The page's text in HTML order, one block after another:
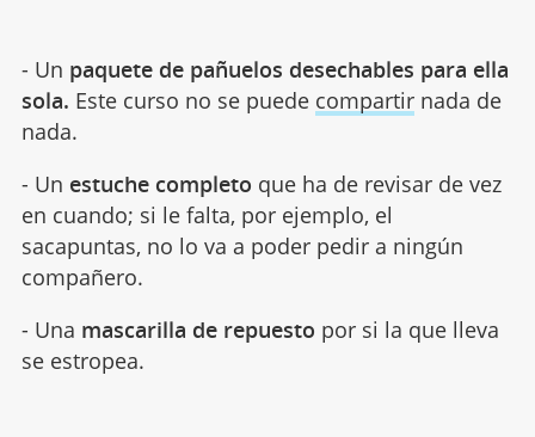
- Un paquete de pañuelos desechables para ella
sola. Este curso no se puede compartirnada de
nada.
- Un estuche completo que ha de revisar de vez
en cuando; si le falta, por ejemplo, el
sacapuntas, no lo va a poder pedir a ningún
compañero.
- Una mascarilla de repuesto por si la que lleva
se estropea.